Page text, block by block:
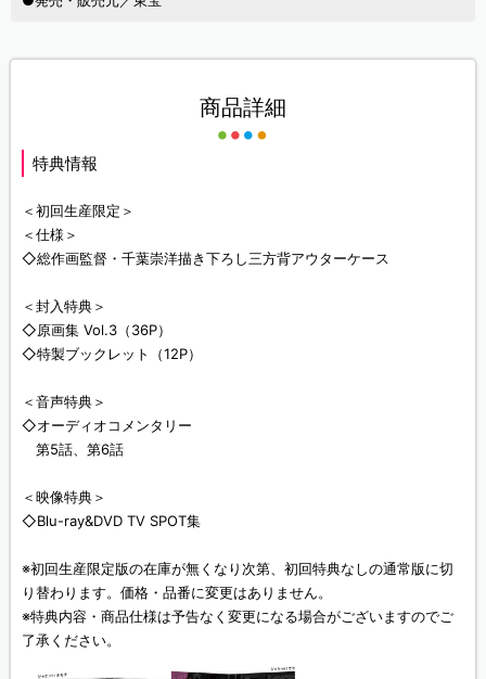
商品詳細
特典情報
＜初回生産限定＞
＜仕様＞
◇総作画監督・千葉崇洋描き下ろし三方背アウターケース
＜封入特典＞
◇原画集 Vol.3（36P）
◇特製ブックレット（12P）
＜音声特典＞
◇オーディオコメンタリー
第5話、第6話
＜映像特典＞
◇Blu-ray&DVD TV SPOT集
※初回生産限定版の在庫が無くなり次第、初回特典なしの通常版に切
り替わります。価格・品番に変更はありません。
※特典内容・商品仕様は予告なく変更になる場合がございますのでご
了承ください。